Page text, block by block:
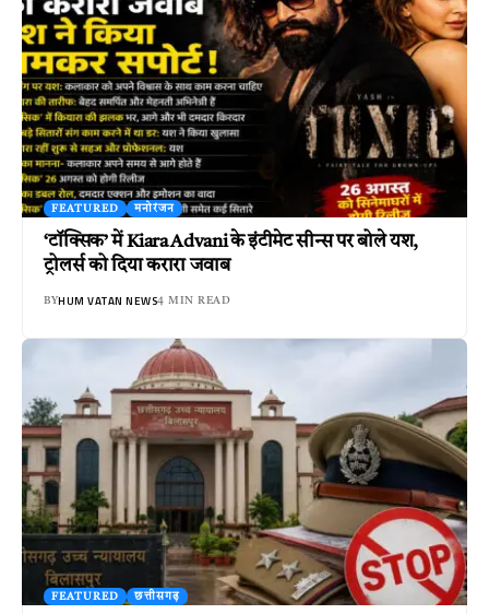
FEATURED मनोरंजन
‘टॉक्सिक’ में Kiara Advani के इंटीमेट सीन्स पर बोले यश,
ट्रोलर्स को दिया करारा जवाब
BYHUM VATAN NEWS4 MIN READ
FEATURED छत्तीसगढ़